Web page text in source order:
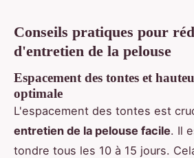
Conseils pratiques pour
d'entretien de la pelouse
Espacement des tontes et
optimale
L'espacement des tontes est
entretien de la pelouse facile. Il
tondre tous les 10 à 15 jours.